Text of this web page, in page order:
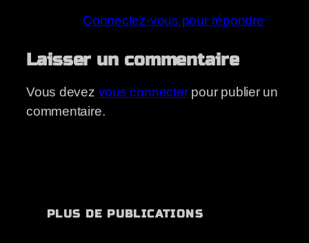
Connectez-vous pour répondre
Laisser un commentaire
Vous devez vous connecterpour publier un
commentaire.
PLUS DE PUBLICATIONS